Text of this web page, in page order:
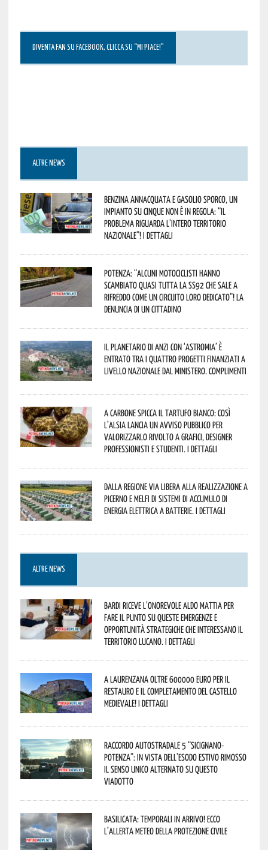
DIVENTA FAN SU FACEBOOK, CLICCA SU “MI PIACE!”
ALTRE NEWS
Benzina annacquata e gasolio sporco, un
impianto su cinque non è in regola: “il
problema riguarda l’intero territorio
Nazionale”! I dettagli
Potenza: “alcuni motociclisti hanno
scambiato quasi tutta la SS92 che sale a
Rifreddo come un circuito loro dedicato”! La
denuncia di un cittadino
Il Planetario di Anzi con ‘Astromia’ è
entrato tra i quattro progetti finanziati a
livello nazionale dal Ministero. Complimenti
A Carbone spicca il tartufo bianco: così
l’Alsia lancia un avviso pubblico per
valorizzarlo rivolto a grafici, designer
professionisti e studenti. I dettagli
Dalla Regione via libera alla realizzazione a
Picerno e Melfi di sistemi di accumulo di
energia elettrica a batterie. I dettagli
ALTRE NEWS
Bardi riceve l’onorevole Aldo Mattia per
fare il punto su queste emergenze e
opportunità strategiche che interessano il
territorio lucano. I dettagli
A Laurenzana oltre 600000 euro per il
restauro e il completamento del Castello
Medievale! I dettagli
Raccordo Autostradale 5 “Sicignano-
Potenza”: in vista dell’esodo estivo rimosso
il senso unico alternato su questo
viadotto
Basilicata: temporali in arrivo! Ecco
l’allerta meteo della Protezione civile